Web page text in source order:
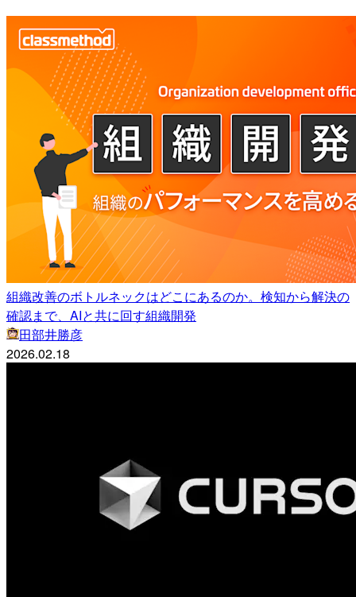
組織改善のボトルネックはどこにあるのか。検知から解決の
確認まで、AIと共に回す組織開発
田部井勝彦
2026.02.18